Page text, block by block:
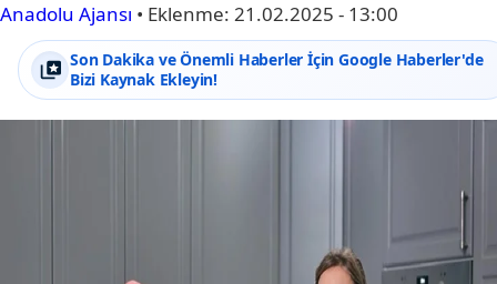
Anadolu Ajansı • Eklenme: 21.02.2025 - 13:00
Son Dakika ve Önemli Haberler İçin Google Haberler'de
Bizi Kaynak Ekleyin!